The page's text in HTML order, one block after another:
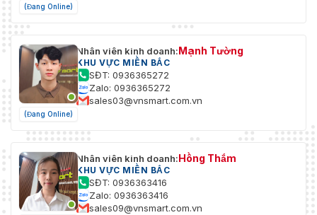
(Đang Online)
(Đang Online)
Nhân viên kinh doanh:Mạnh Tường
KHU VỰC MIỀN BẮC
SĐT: 0936365272
Zalo: 0936365272
sales03@vnsmart.com.vn
Nhân viên kinh doanh:Hồng Thắm
KHU VỰC MIỀN BẮC
SĐT: 0936363416
Zalo: 0936363416
sales09@vnsmart.com.vn